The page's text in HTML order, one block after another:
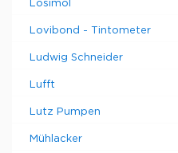
Losimol
Lovibond - Tintometer
Ludwig Schneider
Lufft
Lutz Pumpen
Mühlacker